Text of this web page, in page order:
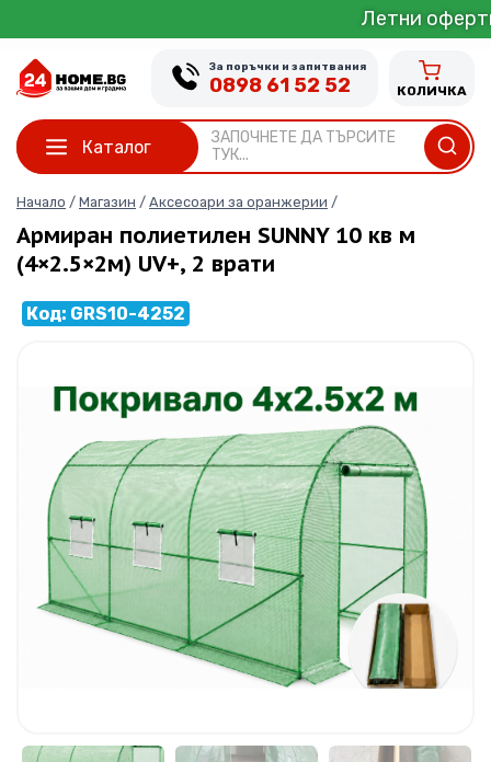
to
content
Летни оферти от 1 до
Каталог
ЗАПОЧНЕТЕ ДА ТЪРСИТЕ
ТУК...
За поръчки и запитвания
0898 61 52 52 КОЛИЧКА
Армиран полиетилен SUNNY 10 кв м
(4×2.5×2м) UV+, 2 врати
Начало / Магазин / Аксесоари за оранжерии /
Код: GRS10-4252